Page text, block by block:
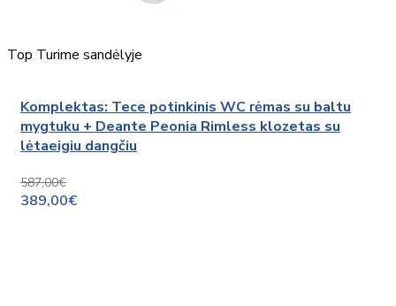
Top Turime sandėlyje
Komplektas: Tece potinkinis WC rėmas su baltu
mygtuku + Deante Peonia Rimless klozetas su
lėtaeigiu dangčiu
587,00€
389,00€